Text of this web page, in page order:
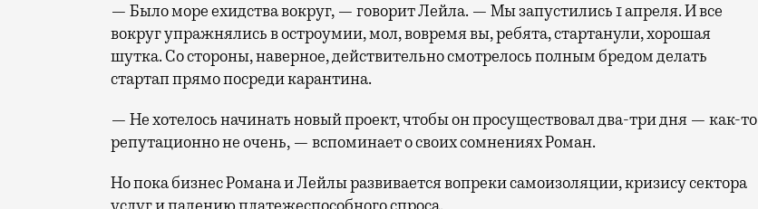
— Было море ехидства вокруг, — говорит Лейла. — Мы запустились 1 апреля. И все
вокруг упражнялись в остроумии, мол, вовремя вы, ребята, стартанули, хорошая
шутка. Со стороны, наверное, действительно смотрелось полным бредом делать
стартап прямо посреди карантина.
— Не хотелось начинать новый проект, чтобы он просуществовал два-три дня — как-то
репутационно не очень, — вспоминает о своих сомнениях Роман.
Но пока бизнес Романа и Лейлы развивается вопреки самоизоляции, кризису сектора